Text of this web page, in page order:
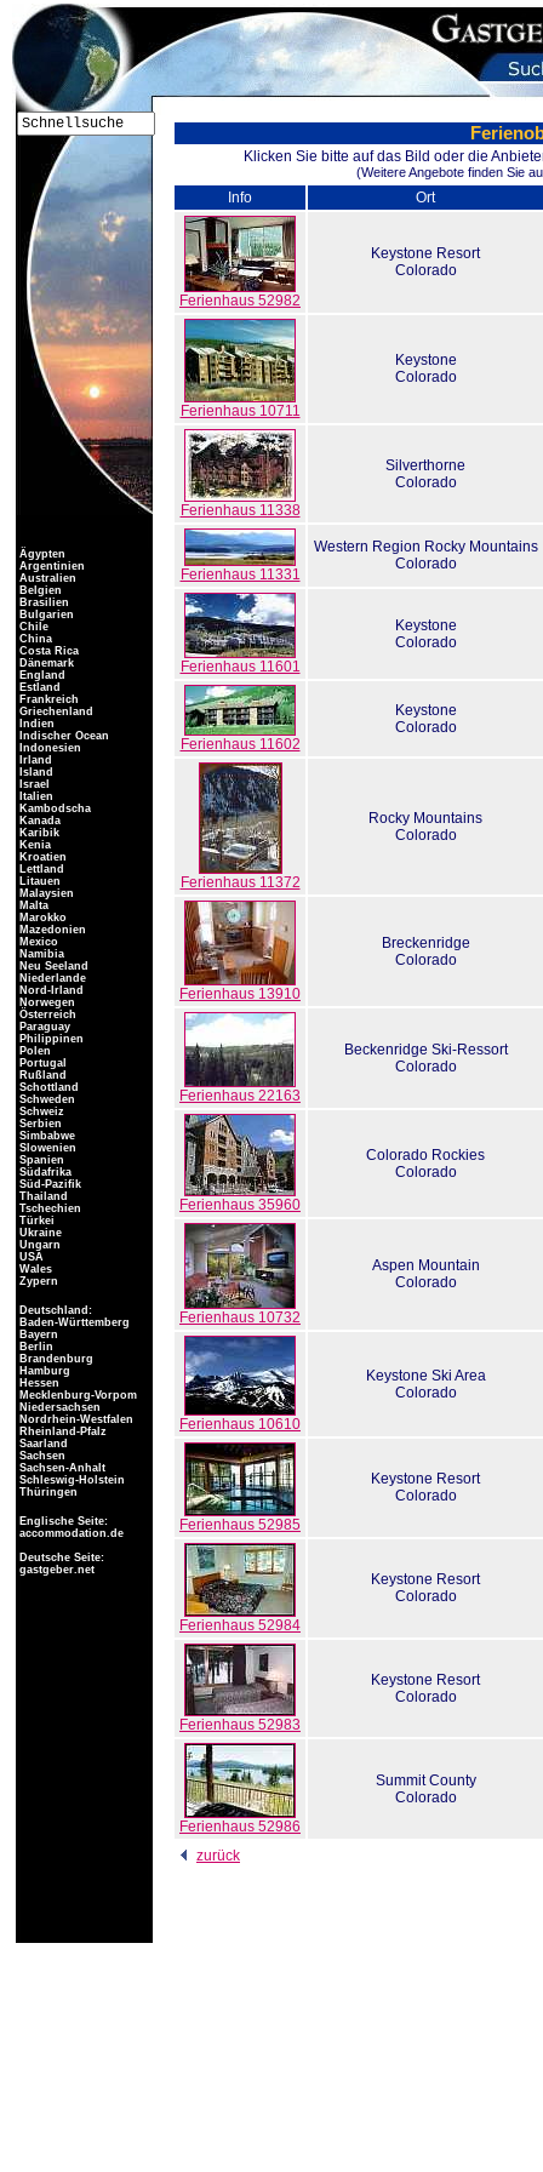
Klicken Sie bitte auf das Bild oder die
(Weitere Angebote finden Sie
Info Ort
Ferienhaus 52982
Keystone Resort
Colorado
Ferienhaus 10711
Keystone
Colorado
Ferienhaus 11338
Silverthorne
Colorado
Ferienhaus 11331
Western Region Rocky Mountains
Colorado
Ferienhaus 11601
Keystone
Colorado
Ferienhaus 11602
Keystone
Colorado
Ferienhaus 11372
Rocky Mountains
Colorado
Ferienhaus 13910
Breckenridge
Colorado
Ferienhaus 22163
Beckenridge Ski-Ressort
Colorado
Ferienhaus 35960
Colorado Rockies
Colorado
Ferienhaus 10732
Aspen Mountain
Colorado
Ferienhaus 10610
Keystone Ski Area
Colorado
Ferienhaus 52985
Keystone Resort
Colorado
Ferienhaus 52984
Keystone Resort
Colorado
Ferienhaus 52983
Keystone Resort
Colorado
Ferienhaus 52986
Summit County
Colorado
zurück
Ägypten
Argentinien
Australien
Belgien
Brasilien
Bulgarien
Chile
China
Costa Rica
Dänemark
England
Estland
Frankreich
Griechenland
Indien
Indischer Ocean
Indonesien
Irland
Island
Israel
Italien
Kambodscha
Kanada
Karibik
Kenia
Kroatien
Lettland
Litauen
Malaysien
Malta
Marokko
Mazedonien
Mexico
Namibia
Neu Seeland
Niederlande
Nord-Irland
Norwegen
Österreich
Paraguay
Philippinen
Polen
Portugal
Rußland
Schottland
Schweden
Schweiz
Serbien
Simbabwe
Slowenien
Spanien
Südafrika
Süd-Pazifik
Thailand
Tschechien
Türkei
Ukraine
Ungarn
USA
Wales
Zypern
Deutschland:
Baden-Württemberg
Bayern
Berlin
Brandenburg
Hamburg
Hessen
Mecklenburg-Vorpom
Niedersachsen
Nordrhein-Westfalen
Rheinland-Pfalz
Saarland
Sachsen
Sachsen-Anhalt
Schleswig-Holstein
Thüringen
Englische Seite:
accommodation.de
Deutsche Seite:
gastgeber.net